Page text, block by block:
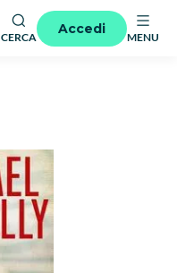
CERCA
Accedi
MENU